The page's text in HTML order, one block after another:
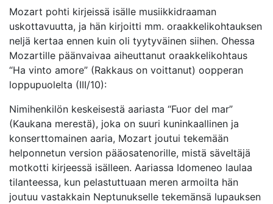
Mozart pohti kirjeissä isälle musiikkidraaman
uskottavuutta, ja hän kirjoitti mm. oraakkelikohtauksen
neljä kertaa ennen kuin oli tyytyväinen siihen. Ohessa
Mozartille päänvaivaa aiheuttanut oraakkelikohtaus
“Ha vinto amore” (Rakkaus on voittanut) oopperan
loppupuolelta (III/10):
Nimihenkilön keskeisestä aariasta “Fuor del mar”
(Kaukana merestä), joka on suuri kuninkaallinen ja
konserttomainen aaria, Mozart joutui tekemään
helponnetun version pääosatenorille, mistä säveltäjä
motkotti kirjeessä isälleen. Aariassa Idomeneo laulaa
tilanteessa, kun pelastuttuaan meren armoilta hän
joutuu vastakkain Neptunukselle tekemänsä lupauksen